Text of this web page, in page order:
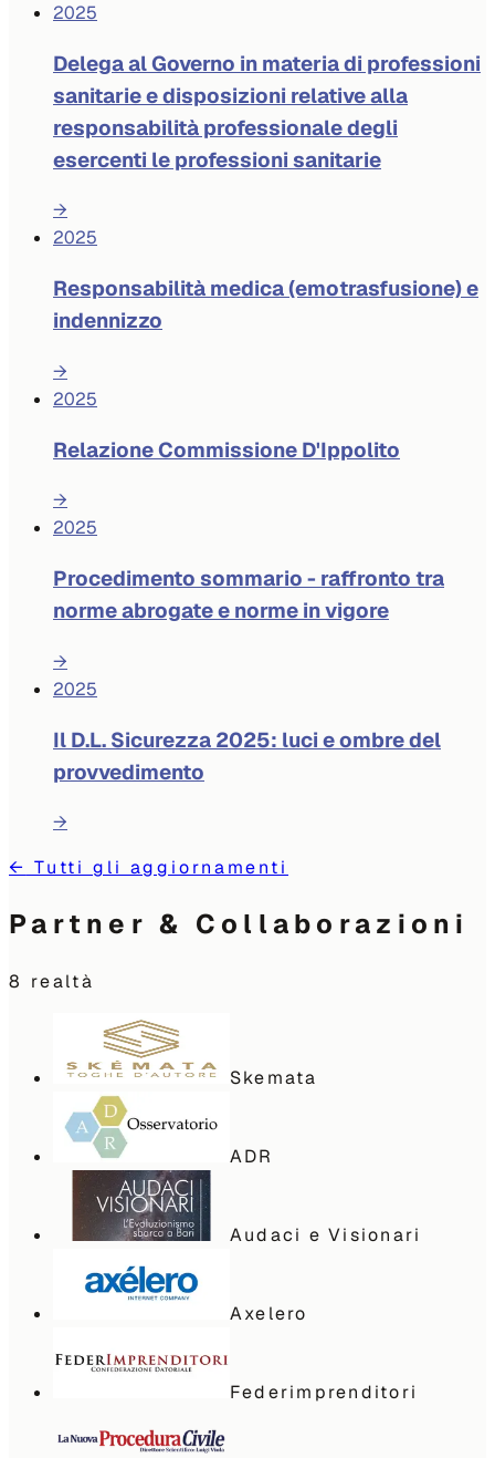
2025
Delega al Governo in materia di professioni
sanitarie e disposizioni relative alla
responsabilità professionale degli
esercenti le professioni sanitarie
→
2025
Responsabilità medica (emotrasfusione) e
indennizzo
→
2025
Relazione Commissione D'Ippolito
→
2025
Procedimento sommario - raffronto tra
norme abrogate e norme in vigore
→
2025
Il D.L. Sicurezza 2025: luci e ombre del
provvedimento
→
← Tutti gli aggiornamenti
Partner & Collaborazioni
8 realtà
Skemata
ADR
Audaci e Visionari
Axelero
Federimprenditori